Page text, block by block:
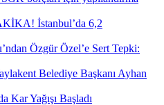
İstanbul’da 6,2
Özgür Özel’e Sert Tepki:
Belediye Başkanı Ayhan
Kar Yağışı Başladı